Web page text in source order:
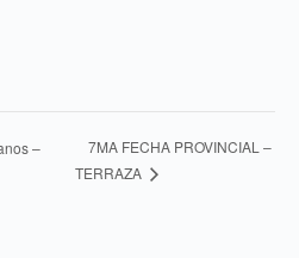
–
7MA FECHA PROVINCIAL –
TERRAZA